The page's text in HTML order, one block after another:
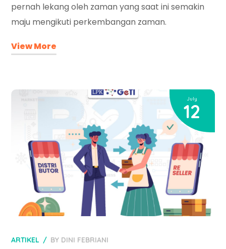
pernah lekang oleh zaman yang saat ini semakin
maju mengikuti perkembangan zaman.
View More
July
12
ARTIKEL BY DINI FEBRIANI